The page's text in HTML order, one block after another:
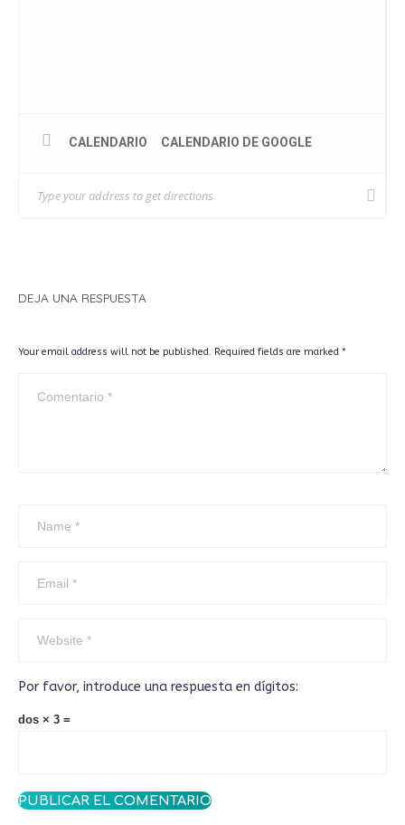
CALENDARIO CALENDARIO DE GOOGLE
DEJA UNA RESPUESTA
Your email address will not be published. Required fields are marked *
Por favor, introduce una respuesta en dígitos:
dos × 3 =